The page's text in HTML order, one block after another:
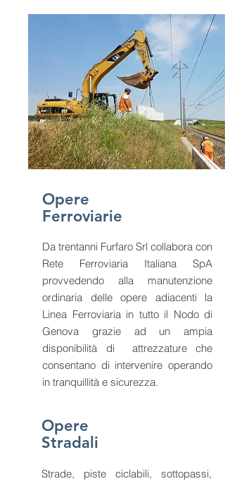
Opere
Ferroviarie
Da trentanni Furfaro Srl collabora con
Rete Ferroviaria Italiana SpA
provvedendo alla manutenzione
ordinaria delle opere adiacenti la
Linea Ferroviaria in tutto il Nodo di
Genova grazie ad un ampia
disponibilità di attrezzature che
consentano di intervenire operando
in tranquillità e sicurezza.
Opere
Stradali
Strade, piste ciclabili, sottopassi,